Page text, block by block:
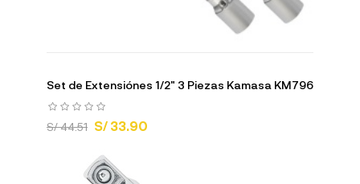
Set de Extensiónes 1/2" 3 Piezas Kamasa KM796
S/ 44.51 S/ 33.90